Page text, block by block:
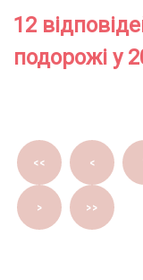
12
подорожі у
<< <
> >>